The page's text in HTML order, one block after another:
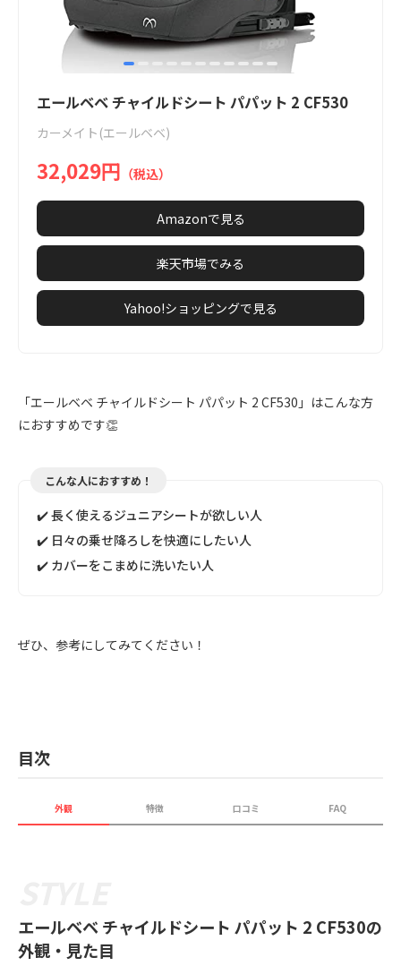
itemitemitemitemitemitemitemitemitemitemitem
1
11
エールベベ チャイルドシート パパット 2 CF530
カーメイト(エールベベ)
32,029円 （税込）
Amazonで見る
楽天市場でみる
Yahoo!ショッピングで見る
「エールベベ チャイルドシート パパット 2 CF530」はこんな方
におすすめです👏
こんな人におすすめ！
✔️ 長く使えるジュニアシートが欲しい人
✔️ 日々の乗せ降ろしを快適にしたい人
✔️ カバーをこまめに洗いたい人
ぜひ、参考にしてみてください！
目次
外観 特徴 口コミ FAQ
エールベベ チャイルドシート パパット 2 CF530の
外観・見た目